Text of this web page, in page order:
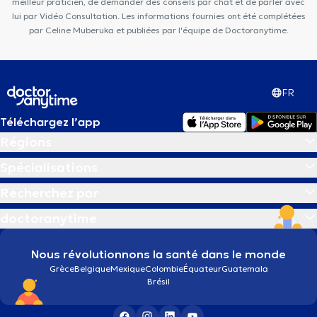
lui par Vidéo Consultation. Les informations fournies ont été complétées
par Celine Muberuka et publiées par l'équipe de Doctoranytime.
FR
Téléchargez l’app
Nous révolutionnons la santé dans le monde
GrèceBelgiqueMexiqueColombieÉquateurGuatemala
Brésil